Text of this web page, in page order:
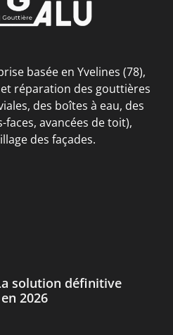
basée en Yvelines (78),
réparation des gouttières
des boîtes à eau, des
faces, avancées de toit),
des façades.
solution définitive
2026